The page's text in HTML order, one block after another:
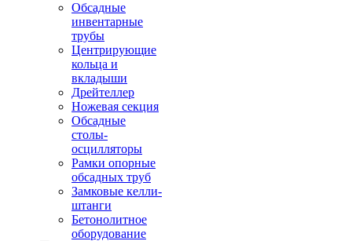
Обсадные
инвентарные
трубы
Центрирующие
кольца и
вкладыши
Дрейтеллер
Ножевая секция
Обсадные
столы-
осцилляторы
Рамки опорные
обсадных труб
Замковые келли-
штанги
Бетонолитное
оборудование